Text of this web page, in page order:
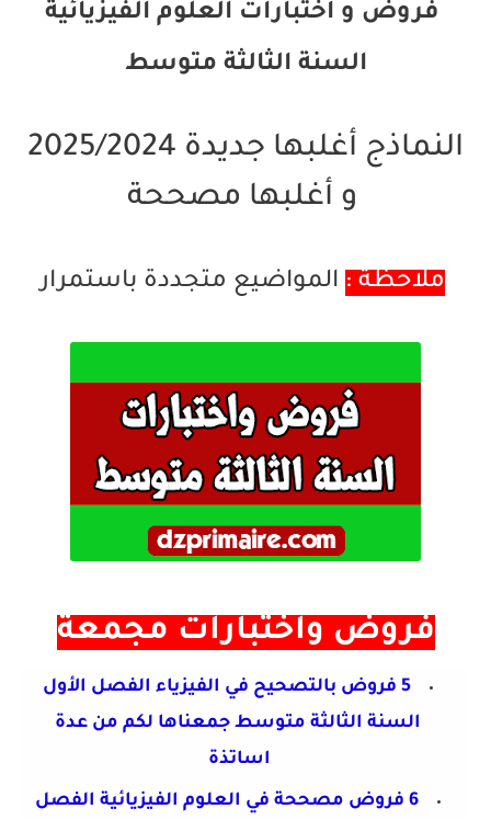
فروض و اختبارات العلوم الفيزيائية
السنة الثالثة متوسط
النماذج أغلبها جديدة 2025/2024
ملاحظة :
فروض واختبارات مجمعة
5 فروض بالتصحيح في الفيزياء الفصل الأول
السنة الثالثة متوسط جمعناها لكم من عدة
اساتذة
6 فروض مصححة في العلوم الفيزيائية الفصل